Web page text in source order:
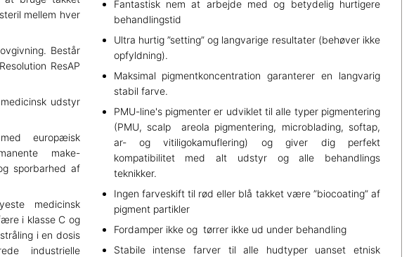
mellem hver
Består
ResAP
udstyr
europæisk
make-
sporbarhed af
medicinsk
i klasse C og
i en dosis
industrielle
Fantastisk nem at arbejde med og betydelig hurtigere
behandlingstid
Ultra hurtig ”setting” og langvarige resultater (behøver ikke
opfyldning).
Maksimal pigmentkoncentration garanterer en langvarig
stabil farve.
PMU-line's pigmenter er udviklet til alle typer pigmentering
(PMU, scalp areola pigmentering, microblading, softap,
ar- og vitiligokamuflering) og giver dig perfekt
kompatibilitet med alt udstyr og alle behandlings
teknikker.
Ingen farveskift til rød eller blå takket være ”biocoating” af
pigment partikler
Fordamper ikke og tørrer ikke ud under behandling
Stabile intense farver til alle hudtyper uanset etnisk